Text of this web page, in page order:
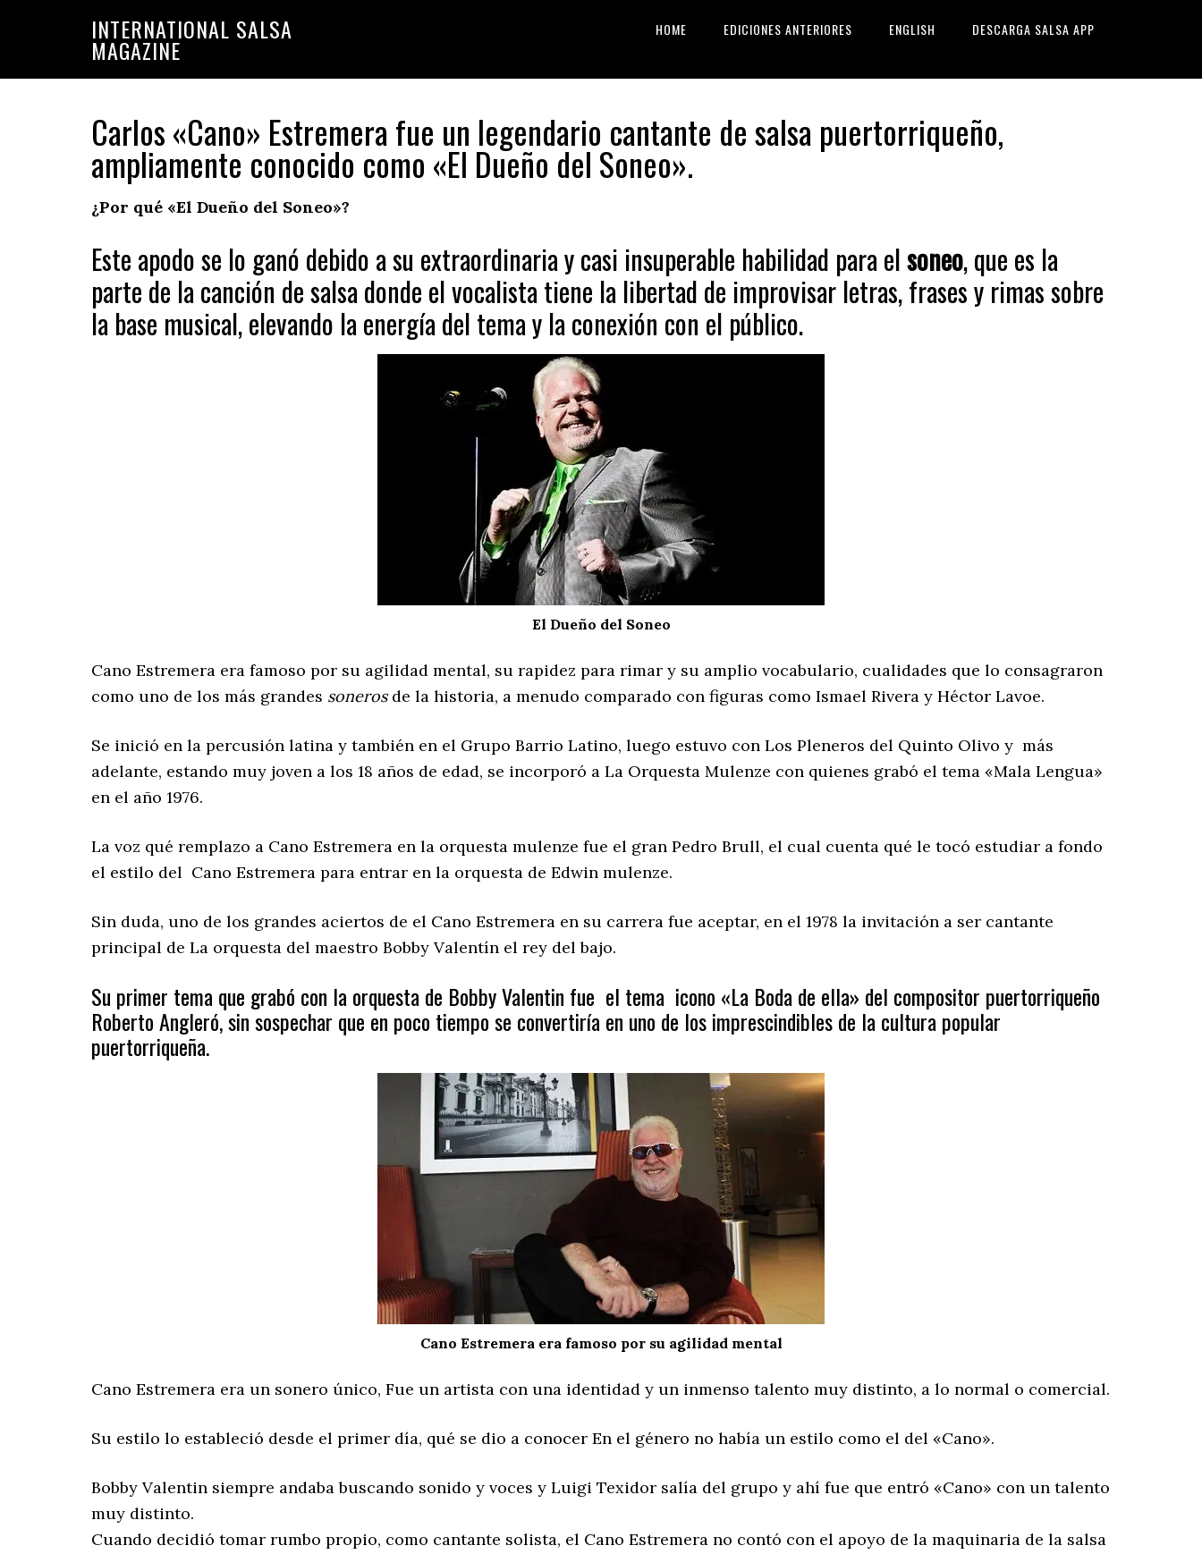
INTERNATIONAL SALSA
MAGAZINE
HOME EDICIONES ANTERIORES ENGLISH DESCARGA SALSA APP
Carlos «Cano» Estremera fue un legendario cantante de salsa puertorriqueño,
ampliamente conocido como «El Dueño del Soneo».
¿Por qué «El Dueño del Soneo»?
Este apodo se lo ganó debido a su extraordinaria y casi insuperable habilidad para elsoneo, que es la
parte de la canción de salsa donde el vocalista tiene la libertad de improvisar letras, frases y rimas sobre
la base musical, elevando la energía del tema y la conexión con el público.
El Dueño del Soneo
Cano Estremera era famoso por su agilidad mental, su rapidez para rimar y su amplio vocabulario, cualidades que lo consagraron
como uno de los más grandes sonerosde la historia, a menudo comparado con figuras como Ismael Rivera y Héctor Lavoe.
Se inició en la percusión latina y también en el Grupo Barrio Latino, luego estuvo con Los Pleneros del Quinto Olivo y más
adelante, estando muy joven a los 18 años de edad, se incorporó a La Orquesta Mulenze con quienes grabó el tema «Mala Lengua»
en el año 1976.
La voz qué remplazo a Cano Estremera en la orquesta mulenze fue el gran Pedro Brull, el cual cuenta qué le tocó estudiar a fondo
el estilo del Cano Estremera para entrar en la orquesta de Edwin mulenze.
Sin duda, uno de los grandes aciertos de el Cano Estremera en su carrera fue aceptar, en el 1978 la invitación a ser cantante
principal de La orquesta del maestro Bobby Valentín el rey del bajo.
Su primer tema que grabó con la orquesta de Bobby Valentin fue el tema icono «La Boda de ella» del compositor puertorriqueño
Roberto Angleró, sin sospechar que en poco tiempo se convertiría en uno de los imprescindibles de la cultura popular
puertorriqueña.
Cano Estremera era famoso por su agilidad mental
Cano Estremera era un sonero único, Fue un artista con una identidad y un inmenso talento muy distinto, a lo normal o comercial.
Su estilo lo estableció desde el primer día, qué se dio a conocer En el género no había un estilo como el del «Cano».
Bobby Valentin siempre andaba buscando sonido y voces y Luigi Texidor salía del grupo y ahí fue que entró «Cano» con un talento
muy distinto.
Cuando decidió tomar rumbo propio, como cantante solista, el Cano Estremera no contó con el apoyo de la maquinaria de la salsa